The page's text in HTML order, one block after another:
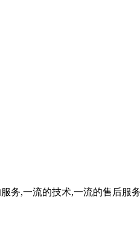
,一流的技术,一流的售后服